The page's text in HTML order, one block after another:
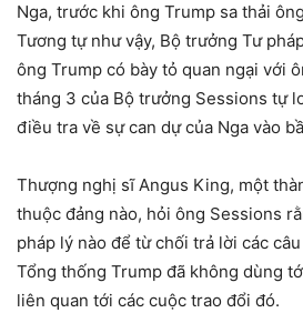
Nga, trước khi ông Trump sa thải
Tương tự như vậy, Bộ trưởng Tư
ông Trump có bày tỏ quan ngại với
tháng 3 của Bộ trưởng Sessions tự
điều tra về sự can dự của Nga vào
Thượng nghị sĩ Angus King, một
thuộc đảng nào, hỏi ông Sessions
pháp lý nào để từ chối trả lời các
Tổng thống Trump đã không dùng
liên quan tới các cuộc trao đổi đó.